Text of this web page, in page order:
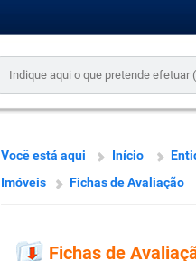
Você está aqui Início
Imóveis
Fichas de Avaliação
Fichas de